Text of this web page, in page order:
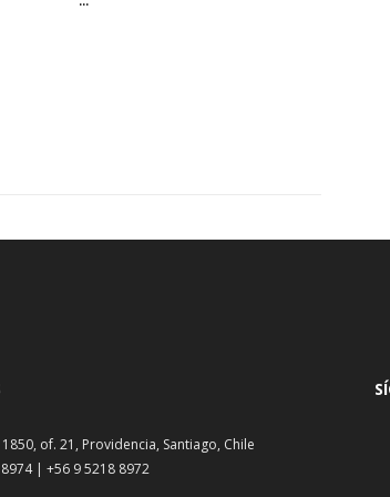
of. 21, Providencia, Santiago, Chile
| +56 9 5218 8972